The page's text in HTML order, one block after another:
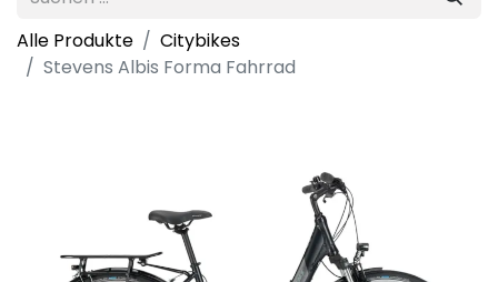
Alle Produkte
Citybikes
Stevens Albis Forma Fahrrad